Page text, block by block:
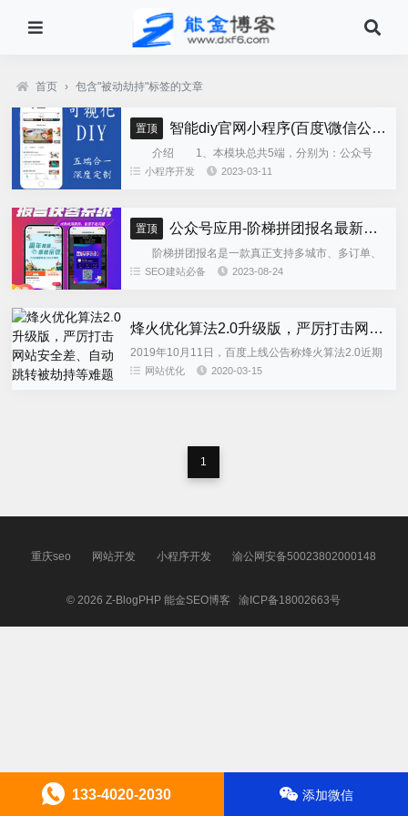
首页 › 包含"被动劫持"标签的文章
置顶 智能diy官网小程序(百度\微信公众号\微信小程序\支付宝\抖音小程序)独立版
介绍 1、本模块总共5端，分别为：公众号
h5、微信小程序、百度小程序、支付宝小程序、......
小程序开发 2023-03-11
置顶 公众号应用-阶梯拼团报名最新版本源码程序
阶梯拼团报名是一款真正支持多城市、多订单、
全供应链商业模式，订单统计、核销、一键导出等强
SEO建站必备 2023-08-24
烽火优化算法2.0升级版，严厉打击网站安全差、自动跳转被劫持等难题
2019年10月11日，百度上线公告称烽火算法2.0近期
升级。根据百度历史以来的惯性，每次更新都是雷声
网站优化 2020-03-15
1
重庆seo 网站开发 小程序开发 渝公网安备50023802000148
© 2026Z-BlogPHP 能金SEO博客渝ICP备18002663号
133-4020-2030 添加微信